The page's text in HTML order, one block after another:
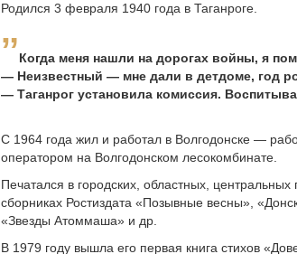
Родился 3 февраля 1940 года в Таганроге.
Когда меня нашли на дорогах войны, я
— Неизвестный — мне дали в детдоме, год
— Таганрог установила комиссия.
С 1964 года жил и работал в Волгодонске —
оператором на Волгодонском лесокомбинате.
Печатался в городских, областных,
сборниках Ростиздата «Позывные весны»,
«Звезды Атоммаша» и др.
В 1979 году вышла его первая книга стихов